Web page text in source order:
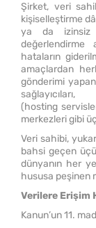
Şirket, veri
kişiselleştirme
ya da izinsiz
değerlendirme
hataların
amaçlardan
gönderimi
(hosting
merkezleri gibi
Veri sahibi,
bahsi geçen
dünyanın her
hususa peşinen
Verilere Erişim
Kanun’un 11.